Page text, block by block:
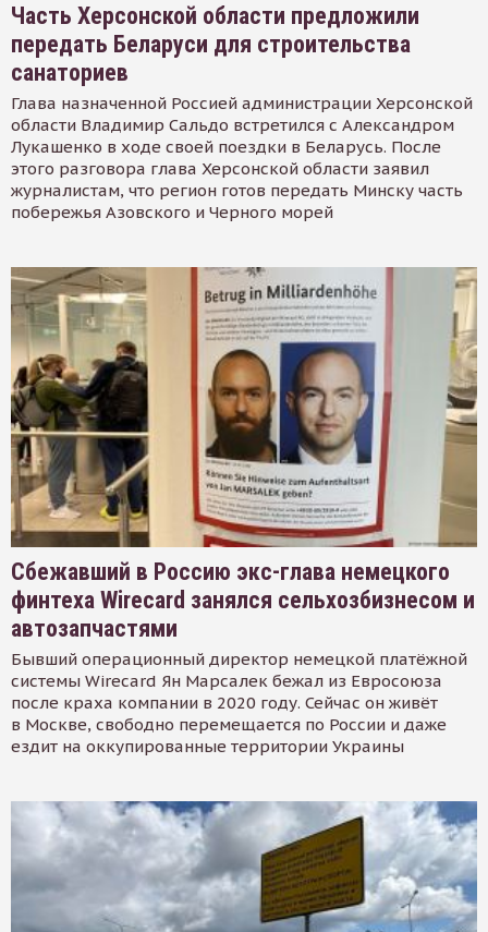
Часть Херсонской области предложили
передать Беларуси для строительства
санаториев
Глава назначенной Россией администрации Херсонской
области Владимир Сальдо встретился с Александром
Лукашенко в ходе своей поездки в Беларусь. После
этого разговора глава Херсонской области заявил
журналистам, что регион готов передать Минску часть
побережья Азовского и Черного морей
Сбежавший в Россию экс-глава немецкого
финтеха Wirecard занялся сельхозбизнесом и
автозапчастями
Бывший операционный директор немецкой платёжной
системы Wirecard Ян Марсалек бежал из Евросоюза
после краха компании в 2020 году. Сейчас он живёт
в Москве, свободно перемещается по России и даже
ездит на оккупированные территории Украины